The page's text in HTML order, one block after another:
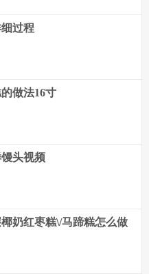
过程
做法16寸
头视频
奶红枣糕\/马蹄糕怎么做